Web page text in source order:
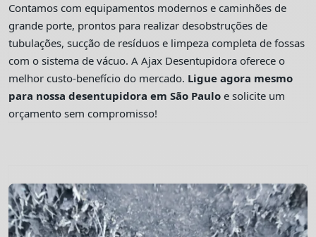
Contamos com equipamentos modernos e caminhões de
grande porte, prontos para realizar desobstruções de
tubulações, sucção de resíduos e limpeza completa de fossas
com o sistema de vácuo. A Ajax Desentupidora oferece o
melhor custo-benefício do mercado. Ligue agora mesmo
para nossa desentupidora em São Paulo e solicite um
orçamento sem compromisso!